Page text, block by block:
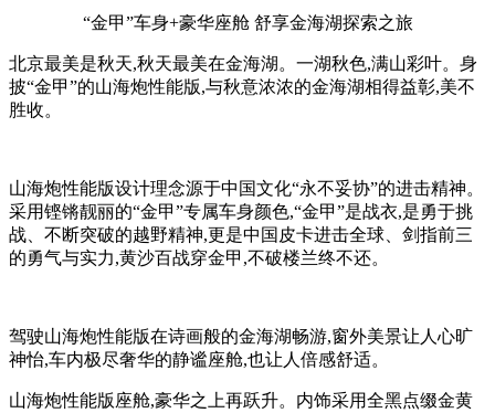
“金甲”车身+豪华座舱 舒享金海湖探索之旅
北京最美是秋天,秋天最美在金海湖。一湖秋色,满山彩叶。身
披“金甲”的山海炮性能版,与秋意浓浓的金海湖相得益彰,美不
胜收。
山海炮性能版设计理念源于中国文化“永不妥协”的进击精神。
采用铿锵靓丽的“金甲”专属车身颜色,“金甲”是战衣,是勇于挑
战、不断突破的越野精神,更是中国皮卡进击全球、剑指前三
的勇气与实力,黄沙百战穿金甲,不破楼兰终不还。
驾驶山海炮性能版在诗画般的金海湖畅游,窗外美景让人心旷
神怡,车内极尽奢华的静谧座舱,也让人倍感舒适。
山海炮性能版座舱,豪华之上再跃升。内饰采用全黑点缀金黄